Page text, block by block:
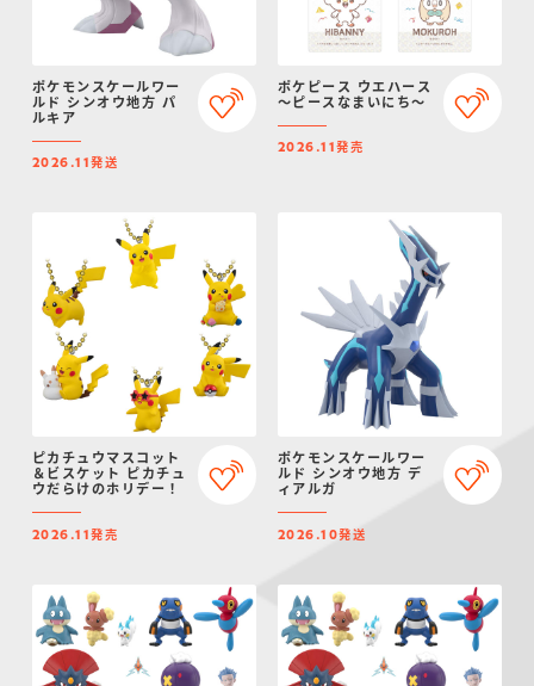
ポケモンスケールワー
ルド シンオウ地方 パ
ルキア
2026.11発送
ポケピース ウエハース
～ピースなまいにち～
2026.11発売
ピカチュウマスコット
＆ビスケット ピカチュ
ウだらけのホリデー！
2026.11発売
ポケモンスケールワー
ルド シンオウ地方 デ
ィアルガ
2026.10発送